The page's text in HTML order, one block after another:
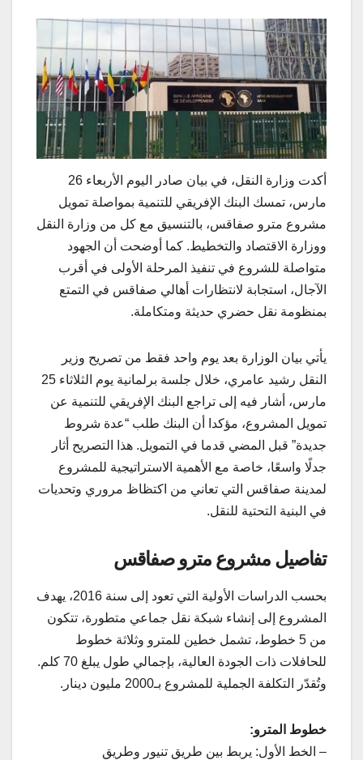
أكدت وزارة النقل، في بيان صادر اليوم الأربعاء 26
مارس، تمسك البنك الإفريقي للتنمية بمواصلة تمويل
مشروع مترو صفاقس، بالتنسيق مع كل من وزارة النقل
ووزارة الاقتصاد والتخطيط. كما أوضحت أن الجهود
متواصلة للشروع في تنفيذ المرحلة الأولى في أقرب
الآجال، استجابة لانتظارات أهالي صفاقس في التمتع
بمنظومة نقل حضري حديثة ومتكاملة.
يأتي بيان الوزارة بعد يوم واحد فقط من تصريح وزير
النقل رشيد عامري، خلال جلسة برلمانية يوم الثلاثاء 25
مارس، أشار فيه إلى تراجع البنك الإفريقي للتنمية عن
تمويل المشروع، مؤكدا أن البنك طلب “عدة شروط
جديدة” قبل المضي قدما في التمويل. هذا التصريح أثار
جدلًا واسعًا، خاصة مع الأهمية الاستراتيجية للمشروع
لمدينة صفاقس التي تعاني من اكتظاظ مروري وتحديات
في البنية التحتية للنقل.
تفاصيل مشروع مترو صفاقس
بحسب الدراسات الأولية التي تعود إلى سنة 2016، يهدف
المشروع إلى إنشاء شبكة نقل جماعي متطورة، تتكون
من 5 خطوط، تشمل خطين للمترو وثلاثة خطوط
للحافلات ذات الجودة العالية، بإجمالي طول يبلغ 70 كلم.
وتُقدّر التكلفة الجملية للمشروع بـ2000 مليون دينار.
خطوط المترو:
– الخط الأول: يربط بين طريق تنيور وطريق